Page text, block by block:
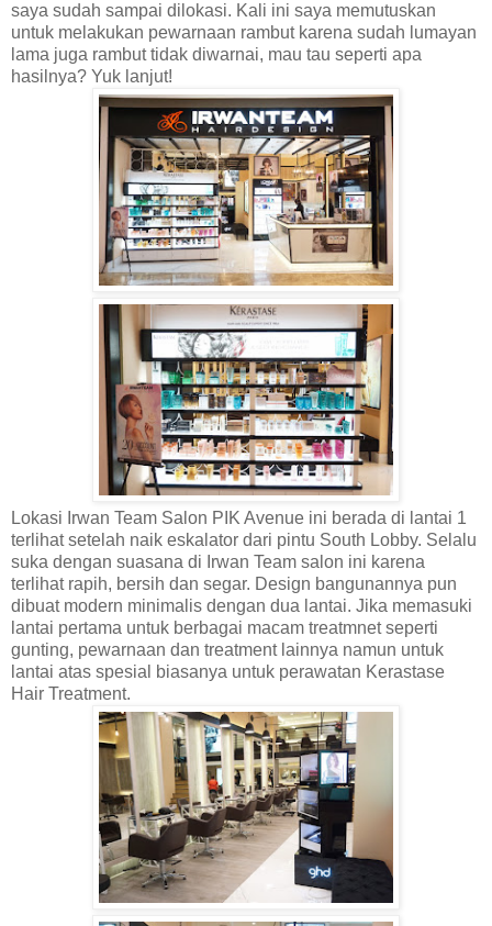
saya sudah sampai dilokasi. Kali ini saya memutuskan
untuk melakukan pewarnaan rambut karena sudah lumayan
lama juga rambut tidak diwarnai, mau tau seperti apa
hasilnya? Yuk lanjut!
Lokasi Irwan Team Salon PIK Avenue ini berada di lantai 1
terlihat setelah naik eskalator dari pintu South Lobby. Selalu
suka dengan suasana di Irwan Team salon ini karena
terlihat rapih, bersih dan segar. Design bangunannya pun
dibuat modern minimalis dengan dua lantai. Jika memasuki
lantai pertama untuk berbagai macam treatmnet seperti
gunting, pewarnaan dan treatment lainnya namun untuk
lantai atas spesial biasanya untuk perawatan Kerastase
Hair Treatment.